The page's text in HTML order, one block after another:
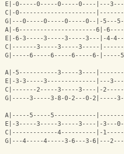
E|-0-----0-----0-----0----|---
C|-0----------------------|-------
G|---0-----
A|-6----------------------6|-
E|-6-3-----3-----3-----3---|-4-
C|-------3-----3-----3-----
G|-----6-----6-----6-----6-|-----
A|-5-----------3-----3----
E|-3-3-----3--------------|---
C|-------2-----3-----3----|-
G|-----3-----3-8-0-2---0-2|-----
A|-----5-----5------------
E|-3-----3-----3-----3----|-3---
C|-------------4----------|-
G|---4-----4-----3-6---3-6|---